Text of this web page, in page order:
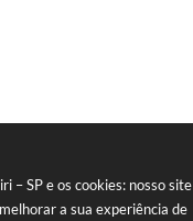
– SP e os cookies: nosso site
a sua experiência de